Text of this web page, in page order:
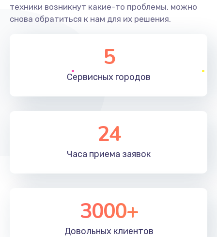
техники возникнут какие-то проблемы, можно
снова обратиться к нам для их решения.
5
Сервисных городов
24
Часа приема заявок
3000+
Довольных клиентов